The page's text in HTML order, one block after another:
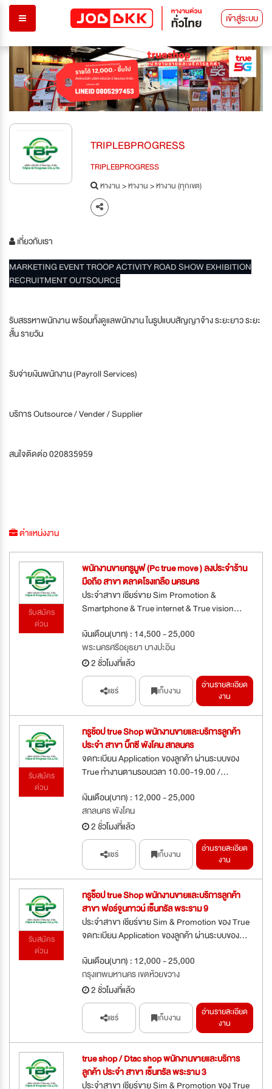
เข้าสู่ระบบ
Previous Next
TRIPLEBPROGRESS
TRIPLEBPROGRESS
หางาน>หางาน>หางาน (ทุกเขต)
เกี่ยวกับเรา
MARKETING EVENT TROOP ACTIVITY ROAD SHOW EXHIBITION
RECRUITMENT OUTSOURCE
รับสรรหาพนักงาน พร้อมทั้งดูแลพนักงาน ในรูปแบบสัญญาจ้าง ระยะยาว ระยะ
สั้น รายวัน
รับจ่ายเงินพนักงาน (Payroll Services)
บริการ Outsource / Vender / Supplier
สนใจติดต่อ 020835959
ตำแหน่งงาน
รับสมัคร
ด่วน
พนักงานขายทรูมูฟ (Pc true move ) ลงประจำร้าน
มือถือ สาขา ตลาดโรงเกลือ นครนคร
ประจำสาขา เชียร์ขาย Sim Promotion &
Smartphone & True internet & True vision...
เงินเดือน(บาท) : 14,500 - 25,000
พระนครศรีอยุธยา บางปะอิน
2 ชั่วโมงที่แล้ว
แชร์ เก็บงาน
อ่านรายละเอียด
งาน
รับสมัคร
ด่วน
ทรูช้อป true Shop พนักงานขายและบริการลูกค้า
ประจำ สาขา บิ๊กซี พังโคน สกลนคร
จดทะเบียน Application ของลูกค้า ผ่านระบบของ
True ทำงานตามรอบเวลา 10.00-19.00 /...
เงินเดือน(บาท) : 12,000 - 25,000
สกลนคร พังโคน
2 ชั่วโมงที่แล้ว
แชร์ เก็บงาน
อ่านรายละเอียด
งาน
รับสมัคร
ด่วน
ทรูช็อป true Shop พนักงานขายและบริการลูกค้า
สาขา ฟอร์จูนทาวน์ เซ็นทรัล พระราม 9
ประจำสาขา เชียร์ขาย Sim & Promotion ของ True
จดทะเบียน Application ของลูกค้า ผ่านระบบของ...
เงินเดือน(บาท) : 12,000 - 25,000
กรุงเทพมหานคร เขตห้วยขวาง
2 ชั่วโมงที่แล้ว
แชร์ เก็บงาน
อ่านรายละเอียด
งาน
true shop / Dtac shop พนักงานขายและบริการ
ลูกค้า ประจำ สาขา เซ็นทรัล พระราม 3
ประจำสาขา เชียร์ขาย Sim & Promotion ของ True